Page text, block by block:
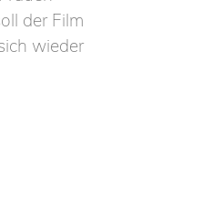
der Film
wieder